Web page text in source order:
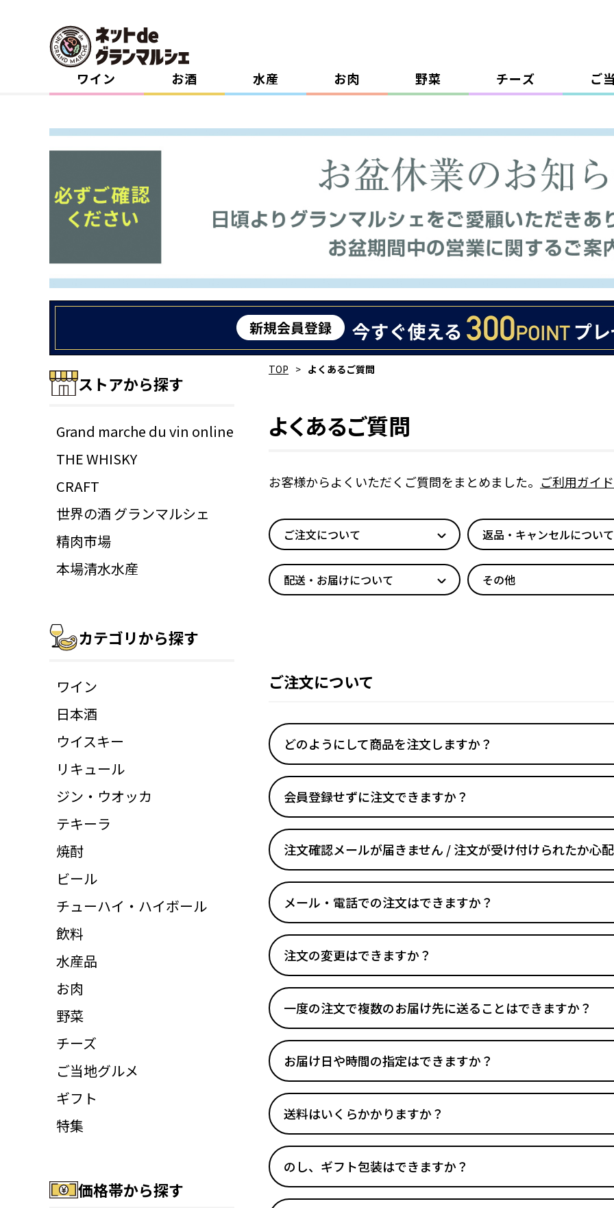
ワイン お酒 水産 お肉 野菜 チーズ ご
ストアから探す
Grand marche du vin online
THE WHISKY
CRAFT
世界の酒 グランマルシェ
精肉市場
本場清水水産
カテゴリから探す
ワイン
日本酒
ウイスキー
リキュール
ジン・ウオッカ
テキーラ
焼酎
ビール
チューハイ・ハイボール
飲料
水産品
お肉
野菜
チーズ
ご当地グルメ
ギフト
特集
価格帯から探す
TOP よくあるご質問
よくあるご質問
お客様からよくいただくご質問をまとめました。 ご利用ガイ
ご注文について 返品・キャンセルについて
配送・お届けについて その他
ご注文について
どのようにして商品を注文しますか？
会員登録せずに注文できますか？
注文確認メールが届きません / 注文が受け付けられたか心
メール・電話での注文はできますか？
注文の変更はできますか？
一度の注文で複数のお届け先に送ることはできますか？
お届け日や時間の指定はできますか？
送料はいくらかかりますか？
のし、ギフト包装はできますか？